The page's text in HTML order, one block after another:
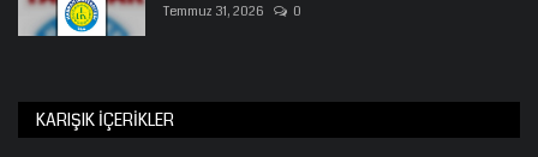
Temmuz 31, 2026 0
KARIŞIK İÇERIKLER